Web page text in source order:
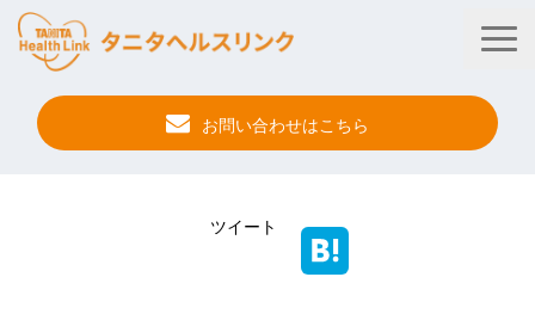
お問い合わせはこちら
法人・健保向けサービス
ツイート